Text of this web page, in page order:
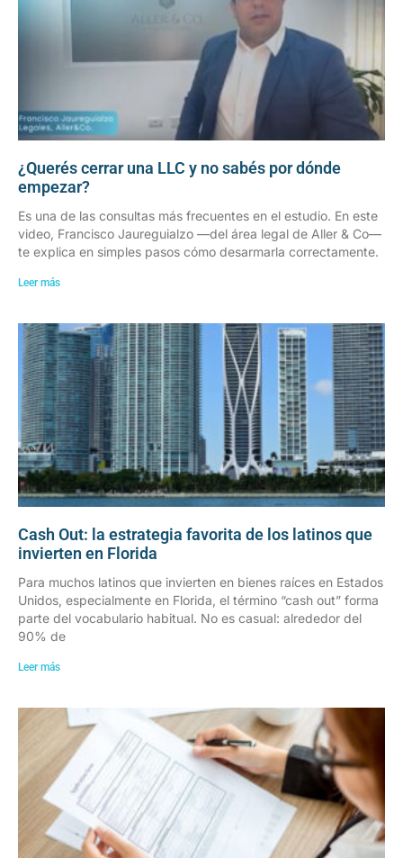
¿Querés cerrar una LLC y no sabés por dónde
empezar?
Es una de las consultas más frecuentes en el estudio. En este
video, Francisco Jaureguialzo —del área legal de Aller & Co—
te explica en simples pasos cómo desarmarla correctamente.
Leer más
Cash Out: la estrategia favorita de los latinos que
invierten en Florida
Para muchos latinos que invierten en bienes raíces en Estados
Unidos, especialmente en Florida, el término “cash out” forma
parte del vocabulario habitual. No es casual: alrededor del
90% de
Leer más